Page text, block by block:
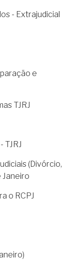
- Extrajudicial
e
TJRJ
TJRJ
(Divórcio,
Janeiro
o RCPJ